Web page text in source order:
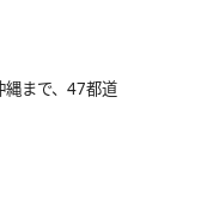
縄まで、47都道